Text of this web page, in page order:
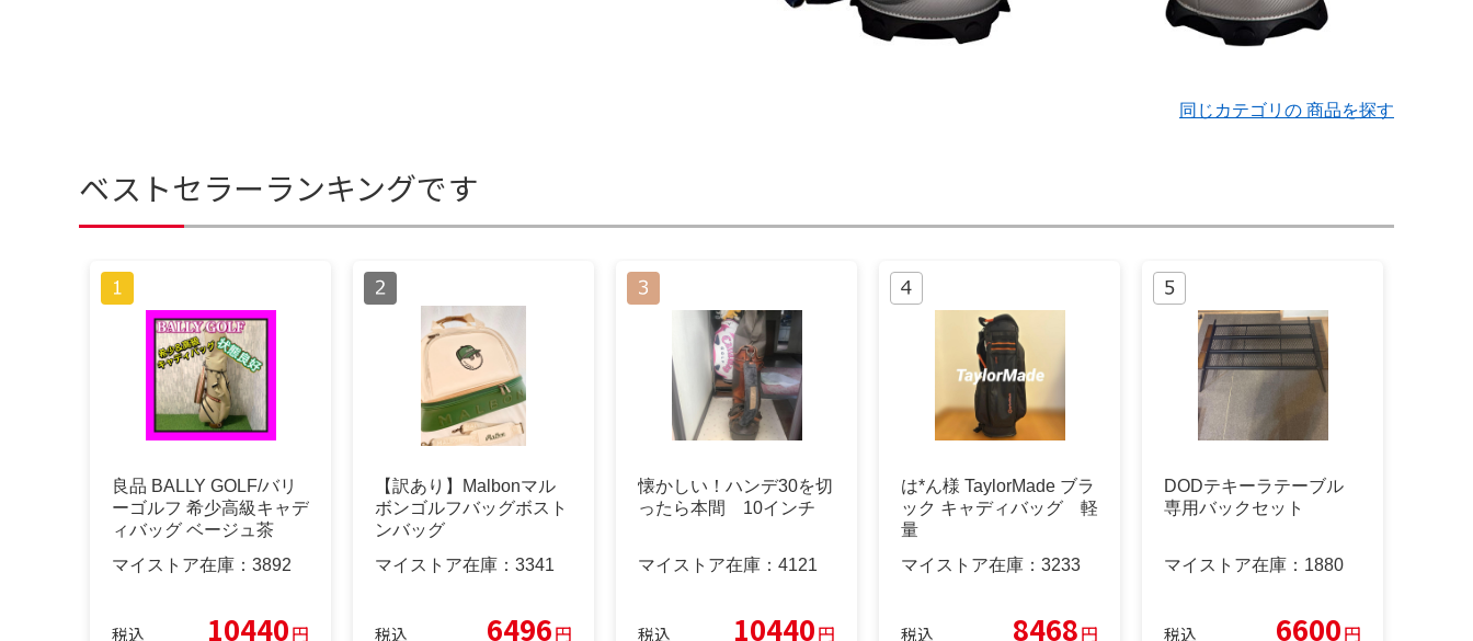
同じカテゴリの 商品を探す
ベストセラーランキングです
良品 BALLY GOLF/バリ
ーゴルフ 希少高級キャデ
ィバッグ ベージュ茶
マイストア在庫： 3892
税込 10440円
【訳あり】Malbonマル
ボンゴルフバッグボスト
ンバッグ
マイストア在庫： 3341
税込 6496円
懐かしい！ハンデ30を切
ったら本間 10インチ
マイストア在庫： 4121
税込 10440円
は*ん様 TaylorMade ブラ
ック キャディバッグ 軽
量
マイストア在庫： 3233
税込 8468円
DODテキーラテーブル
専用バックセット
マイストア在庫： 1880
税込 6600円